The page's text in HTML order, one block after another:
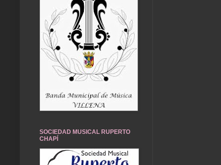
SOCIEDAD MUSICAL RUPERTO
CHAPÍ